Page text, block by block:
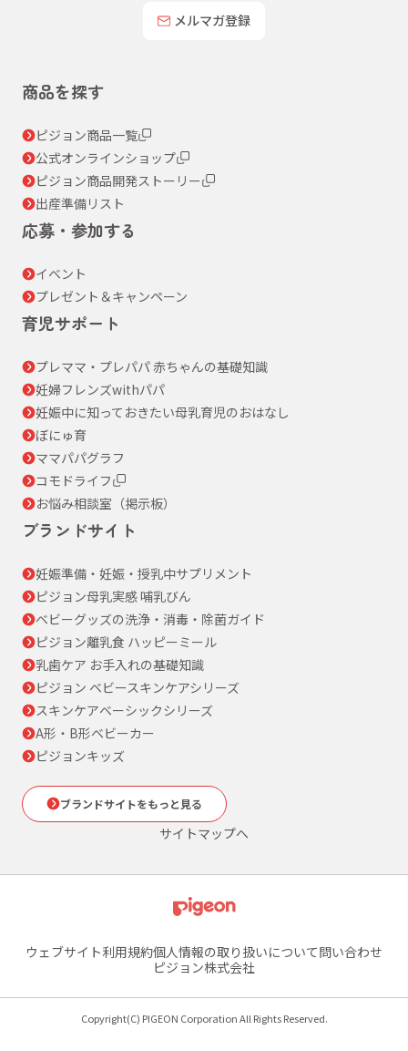
メルマガ登録
商品を探す
ピジョン商品一覧
公式オンラインショップ
ピジョン商品開発ストーリー
出産準備リスト
応募・参加する
イベント
プレゼント＆キャンペーン
育児サポート
プレママ・プレパパ 赤ちゃんの基礎知識
妊婦フレンズwithパパ
妊娠中に知っておきたい母乳育児のおはなし
ぼにゅ育
ママパパグラフ
コモドライフ
お悩み相談室（掲示板）
ブランドサイト
妊娠準備・妊娠・授乳中サプリメント
ピジョン母乳実感 哺乳びん
ベビーグッズの洗浄・消毒・除菌ガイド
ピジョン離乳食 ハッピーミール
乳歯ケア お手入れの基礎知識
ピジョン ベビースキンケアシリーズ
スキンケアベーシックシリーズ
A形・B形ベビーカー
ピジョンキッズ
ブランドサイトをもっと見る
サイトマップへ
ウェブサイト利用規約個人情報の取り扱いについて問い合わせ
ピジョン株式会社
Copyright(C) PIGEON Corporation All Rights Reserved.